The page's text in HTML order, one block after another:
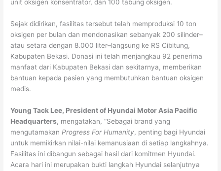
unit oksigen konsentrator, dan 100 tabung oksigen.
Sejak didirikan, fasilitas tersebut telah memproduksi 10 ton
oksigen per bulan dan mendonasikan sebanyak 200 silinder–
atau setara dengan 8.000 liter–langsung ke RS Cibitung,
Kabupaten Bekasi. Donasi ini telah menjangkau 92 penerima
manfaat dari Kabupaten Bekasi dan sekitarnya, memberikan
bantuan kepada pasien yang membutuhkan bantuan oksigen
medis.
Young Tack Lee, President of Hyundai Motor Asia Pacific
Headquarters, mengatakan, “Sebagai brand yang
mengutamakan Progress For Humanity, penting bagi Hyundai
untuk memikirkan nilai-nilai kemanusiaan di setiap langkahnya.
Fasilitas ini dibangun sebagai hasil dari komitmen Hyundai.
Acara hari ini merupakan bukti langkah Hyundai selanjutnya